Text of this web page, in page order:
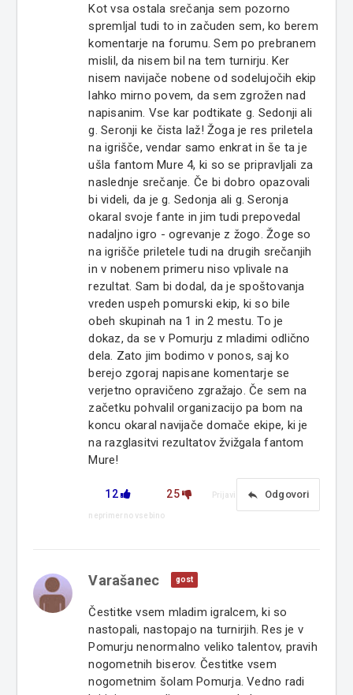
Kot vsa ostala srečanja sem pozorno
spremljal tudi to in začuden sem, ko berem
komentarje na forumu. Sem po prebranem
mislil, da nisem bil na tem turnirju. Ker
nisem navijače nobene od sodelujočih ekip
lahko mirno povem, da sem zgrožen nad
napisanim. Vse kar podtikate g. Sedonji ali
g. Seronji ke čista laž! Žoga je res priletela
na igrišče, vendar samo enkrat in še ta je
ušla fantom Mure 4, ki so se pripravljali za
naslednje srečanje. Če bi dobro opazovali
bi videli, da je g. Sedonja ali g. Seronja
okaral svoje fante in jim tudi prepovedal
nadaljno igro - ogrevanje z žogo. Žoge so
na igrišče priletele tudi na drugih srečanjih
in v nobenem primeru niso vplivale na
rezultat. Sam bi dodal, da je spoštovanja
vreden uspeh pomurski ekip, ki so bile
obeh skupinah na 1 in 2 mestu. To je
dokaz, da se v Pomurju z mladimi odlično
dela. Zato jim bodimo v ponos, saj ko
berejo zgoraj napisane komentarje se
verjetno opravičeno zgražajo. Če sem na
začetku pohvalil organizacijo pa bom na
koncu okaral navijače domače ekipe, ki je
na razglasitvi rezultatov žvižgala fantom
Mure!
12 25 reply Odgovori
Prijavi
neprimerno vsebino
Varašanec gost
Čestitke vsem mladim igralcem, ki so
nastopali, nastopajo na turnirjih. Res je v
Pomurju nenormalno veliko talentov, pravih
nogometnih biserov. Čestitke vsem
nogometnim šolam Pomurja. Vedno radi